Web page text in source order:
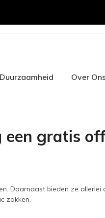
Duurzaamheid Over
een gratis
Daarnaast bieden ze
zakken.